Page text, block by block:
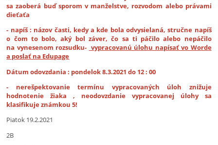
sa zaoberá buď sporom v manželstve, rozvodom alebo právami
dieťaťa
- napíš : názov časti, kedy a kde bola odvysielaná, stručne napíš
o čom to bolo, aký bol záver, čo sa ti páčilo alebo nepáčilo
na vynesenom rozsudku- vypracovanú úlohu napísať vo Worde
a poslať na Edupage
Dátum odovzdania : pondelok 8.3.2021 do 12 : 00
- nerešpektovanie termínu vypracovaných úloh znižuje
hodnotenie žiaka , neodovzdanie vypracovanej úlohy sa
klasifikuje známkou 5!
Piatok 19.2.2021
2B